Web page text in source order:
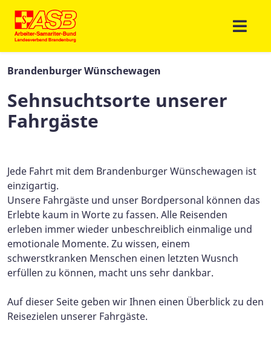
Brandenburger Wünschewagen
Sehnsuchtsorte unserer
Fahrgäste
Jede Fahrt mit dem Brandenburger Wünschewagen ist
einzigartig.
Unsere Fahrgäste und unser Bordpersonal können das
Erlebte kaum in Worte zu fassen. Alle Reisenden
erleben immer wieder unbeschreiblich einmalige und
emotionale Momente. Zu wissen, einem
schwerstkranken Menschen einen letzten Wusnch
erfüllen zu können, macht uns sehr dankbar.
Auf dieser Seite geben wir Ihnen einen Überblick zu den
Reisezielen unserer Fahrgäste.